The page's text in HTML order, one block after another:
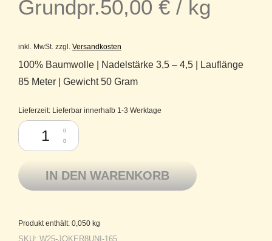
Grundpr.50,00 € / kg
inkl. MwSt. zzgl. Versandkosten
100% Baumwolle | Nadelstärke 3,5 – 4,5 | Lauflänge
85 Meter | Gewicht 50 Gram
Lieferzeit: Lieferbar innerhalb 1-3 Werktage
Baumwolle Topflappengarn Schulgarn Pro Lana Joker 8 uni 165 beige
IN DEN WARENKORB
Produkt enthält: 0,050 kg
SKU: W25-JOKER8UNI-165